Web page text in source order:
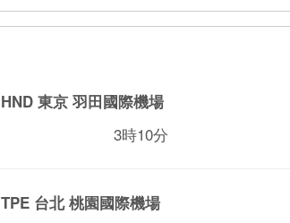
HND 東京 羽田國際機場
3時10分
TPE 台北桃園國際機場